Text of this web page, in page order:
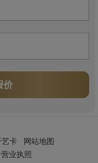
价
艺卡
网站地图
业执照